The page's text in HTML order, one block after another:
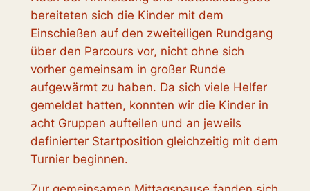
bereiteten sich die Kinder mit dem
Einschießen auf den zweiteiligen Rundgang
über den Parcours vor, nicht ohne sich
vorher gemeinsam in großer Runde
aufgewärmt zu haben. Da sich viele Helfer
gemeldet hatten, konnten wir die Kinder in
acht Gruppen aufteilen und an jeweils
definierter Startposition gleichzeitig mit dem
Turnier beginnen.